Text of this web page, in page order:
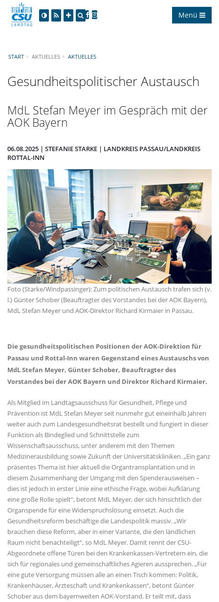
Menü
START AKTUELLES AKTUELLES
Gesundheitspolitischer Austausch
MdL Stefan Meyer im Gespräch mit der
AOK Bayern
06.08.2025 | STEFANIE STARKE | LANDKREIS PASSAU/LANDKREIS
ROTTAL-INN
Foto (Starke/Windpassinger): Zum politischen Austausch trafen sich (v.
l.) Günter Schober (Beauftragter des Vorstandes bei der AOK Bayern),
MdL Stefan Meyer und AOK-Direktor Richard Kirmaier in Passau.
Die gesundheitspolitischen Positionen der AOK-Direktion für
Passau und Rottal-Inn waren Gegenstand eines Austauschs von
MdL Stefan Meyer, Günter Schober, Beauftragter des
Vorstandes bei der AOK Bayern und Direktor Richard Kirmaier.
Als Mitglied im Landtagsausschuss für Gesundheit, Pflege und
Prävention ist MdL Stefan Meyer seit nunmehr gut eineinhalb Jahren
weiter auch zum Landesgesundheitsrat bestellt und fungiert in dieser
Funktion als Bindeglied und Schnittstelle zum
Wissenschaftsausschuss, unter anderem mit den Themen
Medizinerausbildung sowie Zukunft der Universitätskliniken. „Ein ganz
präsentes Thema ist hier aktuell die Organtransplantation und in
diesem Zusammenhang der Umgang mit den Spenderausweisen –
dies ist jedoch in erster Linie eine ethische Frage, wobei Aufklärung
eine große Rolle spielt“, betont MdL Meyer, der sich hinsichtlich der
Organspende für eine Widerspruchslösung einsetzt. Auch die
Gesundheitsreform beschäftige die Landespolitik massiv. „Wir
brauchen diese Reform, aber in einer Variante, die den ländlichen
Raum nicht benachteiligt“, so MdL Meyer. Damit rennt der CSU-
Abgeordnete offene Türen bei den Krankenkassen-Vertretern ein, die
sich für regionales und gemeinschaftliches Agieren aussprechen. „Für
eine gute Versorgung müssen alle an einen Tisch kommen: Politik,
Krankenhäuser, Ärzteschaft und Krankenkassen“, betont Günter
Schober aus dem bayernweiten AOK-Vorstand. Er teilt mit, dass